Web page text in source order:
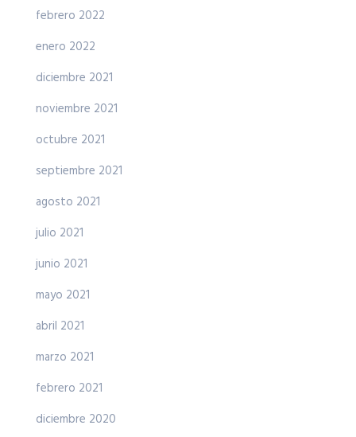
febrero 2022
enero 2022
diciembre 2021
noviembre 2021
octubre 2021
septiembre 2021
agosto 2021
julio 2021
junio 2021
mayo 2021
abril 2021
marzo 2021
febrero 2021
diciembre 2020